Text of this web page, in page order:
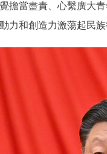
擔當盡責、心繫廣大
力和創造力激蕩起民